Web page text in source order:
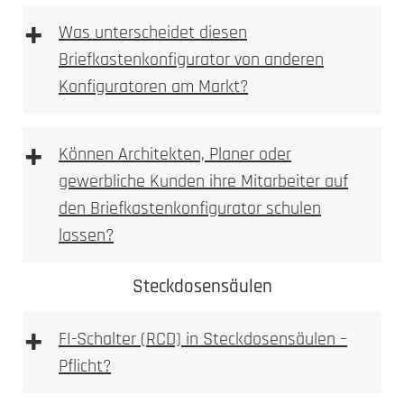
2. Ausmessen
LED-Leuchte
Briefkasten Konfigurator
+
Was unterscheidet diesen
Briefkastenkonfigurator von anderen
Konfiguratoren am Markt?
Briefkasten Konfigurator
+
Können Architekten, Planer oder
gewerbliche Kunden ihre Mitarbeiter auf
den Briefkastenkonfigurator schulen
lassen?
Briefkastenkonfigurator
Steckdosensäulen
+
FI-Schalter (RCD) in Steckdosensäulen –
Pflicht?